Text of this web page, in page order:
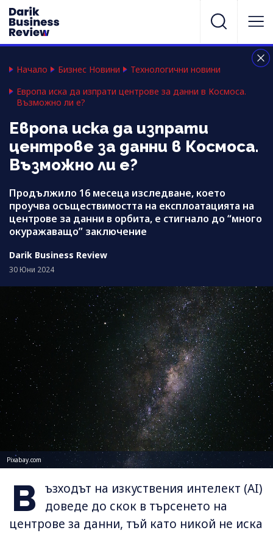
Начало Бизнес Новини
Технологични новини
Европа иска да изпрати центрове за данни в Космоса.
Възможно ли е?
Европа иска да изпрати
центрове за данни в Космоса.
Възможно ли е?
Продължило 16 месеца изследване, което
проучва осъществимостта на експлоатацията на
центрове за данни в орбита, е стигнало до “много
окуражаващо” заключение
Darik Business Review
30 Юни 2024
Pixabay.com
В
ъзходът на изкуствения интелект (AI)
доведе до скок в търсенето на
центрове за данни, тъй като никой не иска